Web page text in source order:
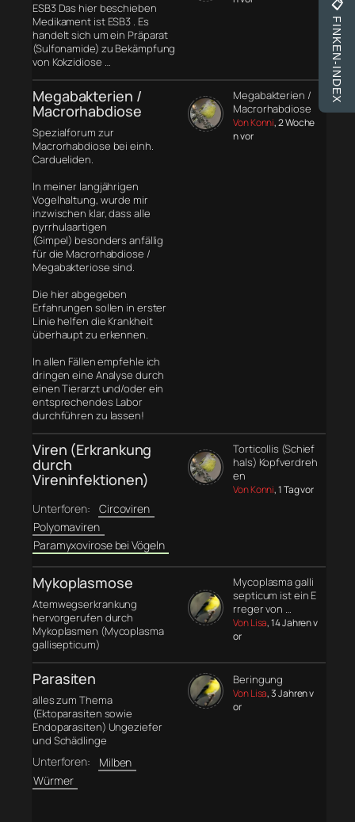
ESB3 Das hier beschieben
Medikament ist ESB3 . Es
handelt sich um ein Präparat
(Sulfonamide) zu Bekämpfung
von Kokzidiose …
Megabakterien /
Macrorhabdiose
Spezialforum zur
Macrorhabdiose bei einh.
Cardueliden.
In meiner langjährigen
Vogelhaltung, wurde mir
inzwischen klar, dass alle
pyrrhulaartigen
(Gimpel) besonders anfällig
für die Macrorhabdiose /
Megabakteriose sind.
Die hier abgegeben
Erfahrungen sollen in erster
Linie helfen die Krankheit
überhaupt zu erkennen.
In allen Fällen empfehle ich
dringen eine Analyse durch
einen Tierarzt und/oder ein
entsprechendes Labor
durchführen zu lassen!
Megabakterien /
Macrorhabdiose
Von Konni, 2 Woche
n vor
Viren (Erkrankung
durch
Vireninfektionen)
Unterforen:
Circoviren
Polyomaviren
Paramyxovirose bei Vögeln
Torticollis (Schief
hals) Kopfverdreh
en
Von Konni, 1 Tag vor
Mykoplasmose
Atemwegserkrankung
hervorgerufen durch
Mykoplasmen (Mycoplasma
gallisepticum)
Mycoplasma galli
septicum ist ein E
rreger von …
Von Lisa, 14 Jahren v
or
Parasiten
alles zum Thema
(Ektoparasiten sowie
Endoparasiten) Ungeziefer
und Schädlinge
Unterforen:
Milben
Würmer
Beringung
Von Lisa, 3 Jahren v
or
📋
FINKEN-INDEX